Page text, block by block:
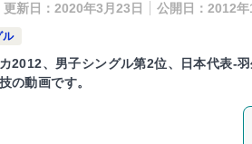
更新日：2020年3月23日 公開日：2012年
ル
2012、男子シングル第2位、日本代表-
の動画です。